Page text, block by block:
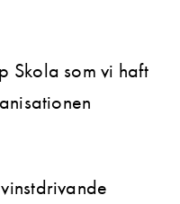
Skola som vi haft